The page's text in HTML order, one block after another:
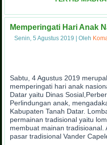
Memperingati Hari Anak
Senin, 5 Agustus 2019 |Oleh
Sabtu, 4 Agustus 2019
memperingati hari anak
Datar yaitu Dinas
Perlindungan anak,
Kabupaten Tanah Datar.
permainan tradisional yaitu
membuat mainan
pasar tradisional Vander